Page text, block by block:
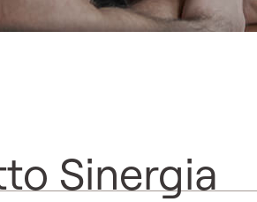
Sinergia